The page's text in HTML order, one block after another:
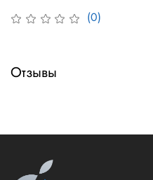
(0)
Отзывы